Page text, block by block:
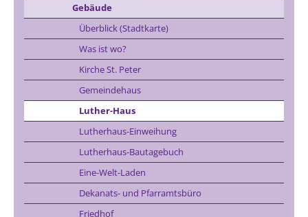
Gebäude
Überblick (Stadtkarte)
Was ist wo?
Kirche St. Peter
Gemeindehaus
Luther-Haus
Lutherhaus-Einweihung
Lutherhaus-Bautagebuch
Eine-Welt-Laden
Dekanats- und Pfarramtsbüro
Friedhof